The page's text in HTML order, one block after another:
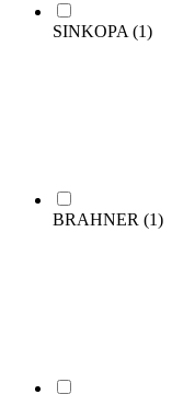
SINKOPA (1)
BRAHNER (1)